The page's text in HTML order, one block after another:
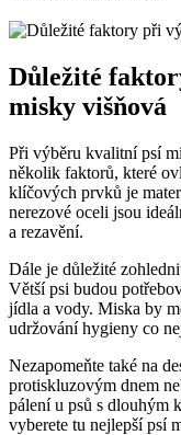
Důležité
misky višňová
Při výběru kvalitní psí
několik faktorů, které
klíčových prvků je
nerezové oceli jsou
a rezavění.
Dále je důležité
Větší psi budou
jídla a vody. Miska by
udržování hygieny co
Nezapomeňte také na
protiskluzovým dnem
pálení u psů s dlouhým
vyberete tu nejlepší psí